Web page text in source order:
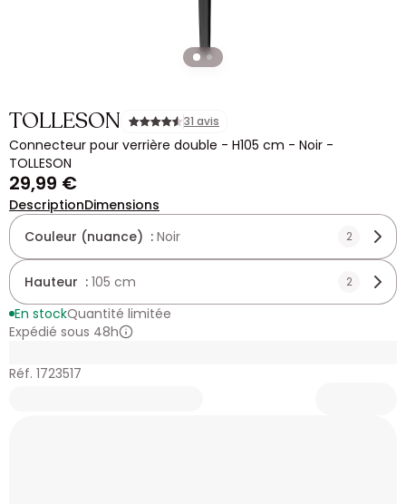
TOLLESON 31 avis
Connecteur pour verrière double - H105 cm - Noir -
TOLLESON
29,99 €
DescriptionDimensions
Couleur (nuance) : Noir 2
Hauteur : 105 cm 2
En stockQuantité limitée
Expédié sous 48h
Réf. 1723517